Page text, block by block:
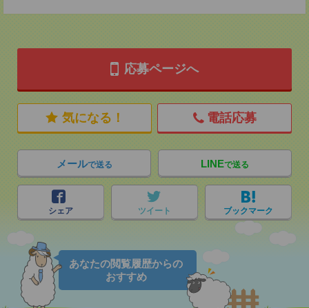
応募ページへ
気になる！ 電話応募
メールで送る LINEで送る
シェア ツイート ブックマーク
あなたの閲覧履歴からの
おすすめ